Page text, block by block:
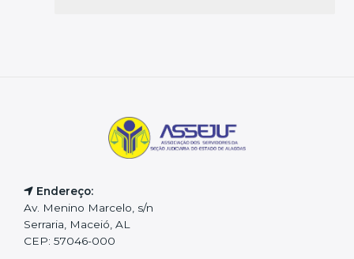
Endereço:
Av. Menino Marcelo, s/n
Serraria, Maceió, AL
CEP: 57046-000